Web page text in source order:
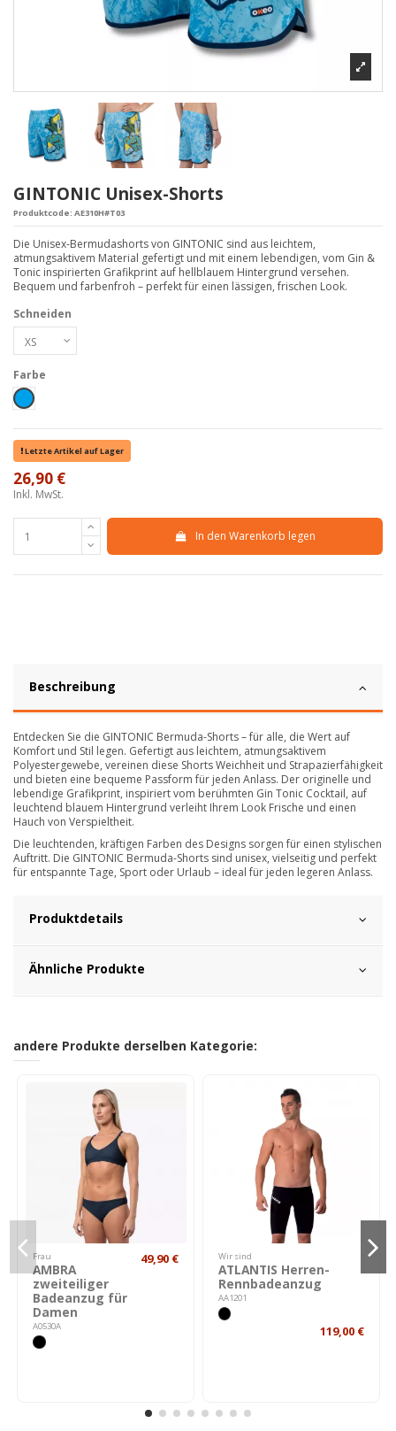
GINTONIC Unisex-Shorts
Produktcode: AE310H#T03
Die Unisex-Bermudashorts von GINTONIC sind aus leichtem,
atmungsaktivem Material gefertigt und mit einem lebendigen, vom Gin &
Tonic inspirierten Grafikprint auf hellblauem Hintergrund versehen.
Bequem und farbenfroh – perfekt für einen lässigen, frischen Look.
Schneiden
Farbe
Azzurro
Letzte Artikel auf Lager
26,90 €
Inkl. MwSt.
In den Warenkorb legen
Beschreibung
Entdecken Sie die GINTONIC Bermuda-Shorts – für alle, die Wert auf
Komfort und Stil legen. Gefertigt aus leichtem, atmungsaktivem
Polyestergewebe, vereinen diese Shorts Weichheit und Strapazierfähigkeit
und bieten eine bequeme Passform für jeden Anlass. Der originelle und
lebendige Grafikprint, inspiriert vom berühmten Gin Tonic Cocktail, auf
leuchtend blauem Hintergrund verleiht Ihrem Look Frische und einen
Hauch von Verspieltheit.
Die leuchtenden, kräftigen Farben des Designs sorgen für einen stylischen
Auftritt. Die GINTONIC Bermuda-Shorts sind unisex, vielseitig und perfekt
für entspannte Tage, Sport oder Urlaub – ideal für jeden legeren Anlass.
Produktdetails
Ähnliche Produkte
andere Produkte derselben Kategorie:
Frau
AMBRA
zweiteiliger
Badeanzug für
Damen
A0530A
49,90 € Wir sind
ATLANTIS Herren-
Rennbadeanzug
AA1201
119,00 €